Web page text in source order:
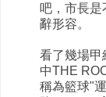
吧，市長
辭形容。
看了幾場甲
中THE
稱為籃球"